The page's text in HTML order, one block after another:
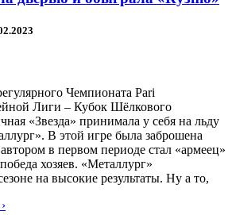
Чемпионата Pari
Лиги – Кубок Шёлкового
«Звезда» принимала у себя на льду
В этой игре была заброшена
в первом периоде стал «армеец»
хозяев. «Металлург»
на высокие результаты. Ну а то,